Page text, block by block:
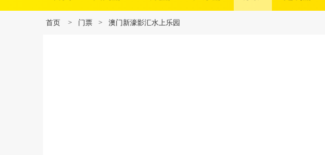
首页 > 门票 > 澳门新濠影汇水上乐园